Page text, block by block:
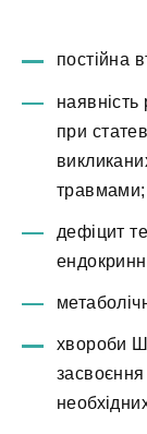
постійна
при
травмами;
дефіцит
хвороби
засвоєння